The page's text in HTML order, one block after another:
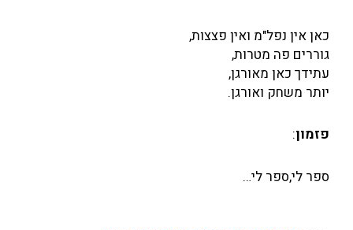
כאן אין נפל"מ ואין פצצות,
גוררים פה מטרות,
עתידך כאן מאורגן,
יותר משחק ואורגן.
פזמון:
ספר לי,ספר לי…